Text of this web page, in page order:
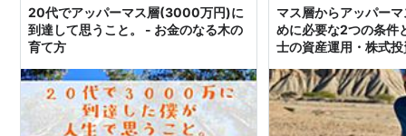
20代でアッパーマス層(3000万円)に
到達して思うこと。 - お金のなる木の
育て方
マス層からアッパー
めに必要な2つの条件
士の資産運用・株式